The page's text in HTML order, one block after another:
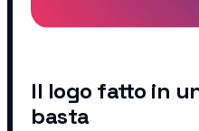
Il logo fatto in
basta